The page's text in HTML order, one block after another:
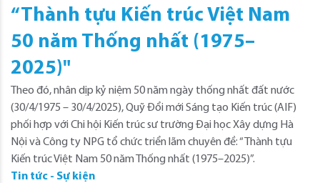
“Thành tựu Kiến trúc Việt Nam
50 năm Thống nhất (1975–
2025)"
Theo đó, nhân dịp kỷ niệm 50 năm ngày thống nhất đất nước
(30/4/1975 – 30/4/2025), Quỹ Đổi mới Sáng tạo Kiến trúc (AIF)
phối hợp với Chi hội Kiến trúc sư trường Đại học Xây dựng Hà
Nội và Công ty NPG tổ chức triển lãm chuyên đề: “Thành tựu
Kiến trúc Việt Nam 50 năm Thống nhất (1975–2025)”.
Tin tức - Sự kiện